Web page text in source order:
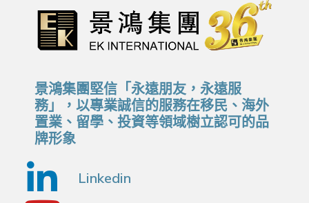
景鴻集團堅信「永遠朋友，永遠服
務」，以專業誠信的服務在移民、海外
置業、留學、投資等領域樹立認可的品
牌形象
Linkedin